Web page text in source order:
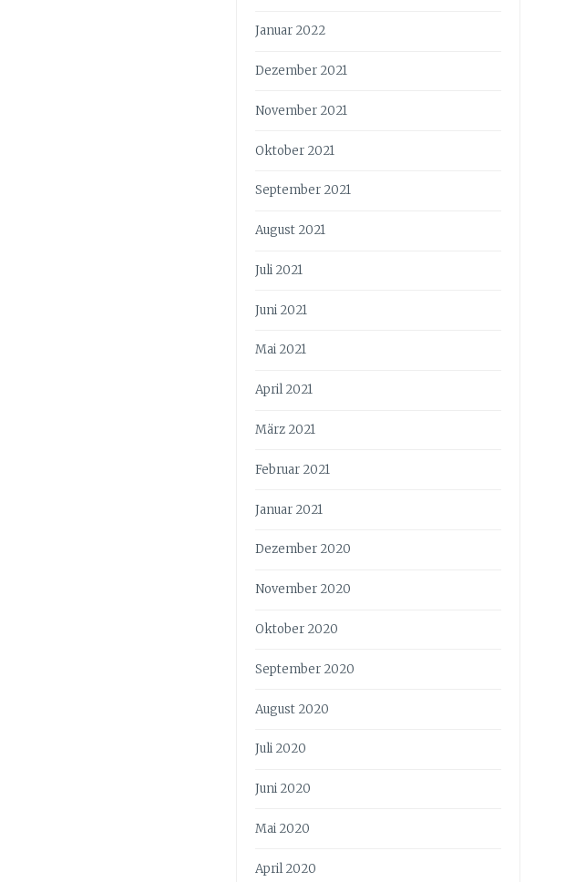
Januar 2022
Dezember 2021
November 2021
Oktober 2021
September 2021
August 2021
Juli 2021
Juni 2021
Mai 2021
April 2021
März 2021
Februar 2021
Januar 2021
Dezember 2020
November 2020
Oktober 2020
September 2020
August 2020
Juli 2020
Juni 2020
Mai 2020
April 2020